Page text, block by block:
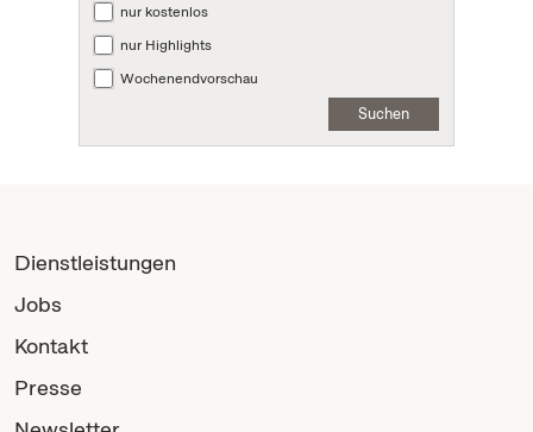
nur kostenlos
nur Highlights
Wochenendvorschau
Suchen
Dienstleistungen
Jobs
Kontakt
Presse